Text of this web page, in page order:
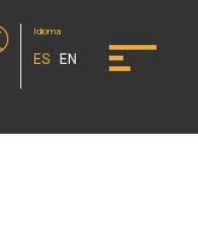
Idioma
ES EN